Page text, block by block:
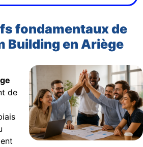
fondamentaux de
Building en Ariège
de